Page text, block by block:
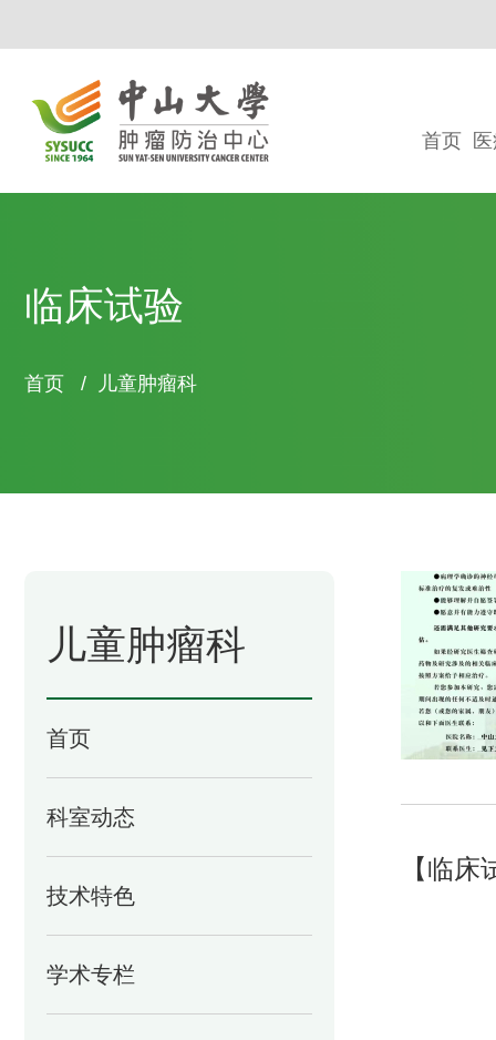
首页
临床试验
面
屑
首页 / 儿童肿瘤科
儿童肿瘤科
首页
科室动态
技术特色
学术专栏
【临